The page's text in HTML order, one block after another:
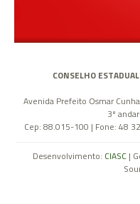
CONSELHO
Avenida Prefeito Osmar
3º
Cep: 88.015-100 | Fone: 48
Desenvolvimento: CIASC|